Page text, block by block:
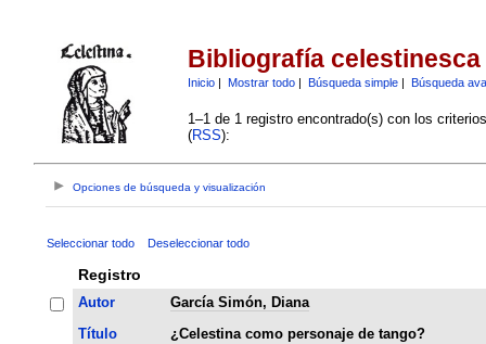
Bibliografía celestinesca
Inicio| Mostrar todo| Búsqueda simple| Búsqueda
1–1 de 1 registro encontrado(s) con los
(RSS):
Opciones de búsqueda y visualización
Seleccionar todo Deseleccionar todo
Registro
Autor
García Simón, Diana
Título
¿Celestina como personaje de tango?